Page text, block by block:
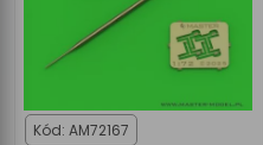
Kód: AM72167